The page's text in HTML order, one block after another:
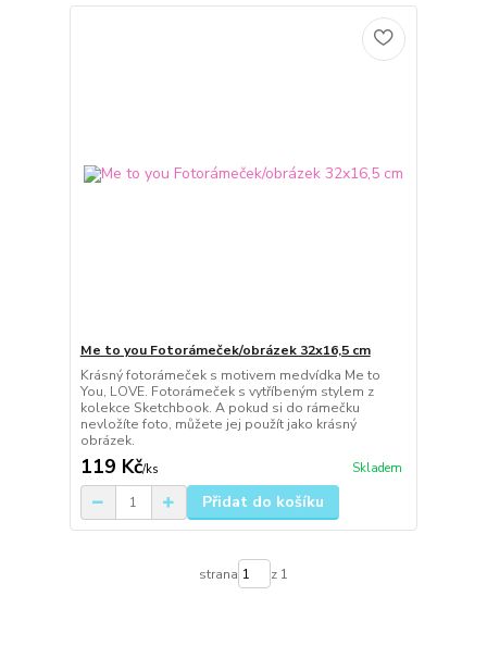
Me to you Fotorámeček/obrázek 32x16,5 cm
Krásný fotorámeček s motivem medvídka Me to
You, LOVE. Fotorámeček s vytříbeným stylem z
kolekce Sketchbook. A pokud si do rámečku
nevložíte foto, můžete jej použít jako krásný
obrázek.
119 Kč/ks Skladem
Přidat do košíku
strana z 1